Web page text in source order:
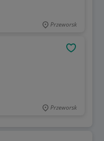
Przeworsk
Przeworsk